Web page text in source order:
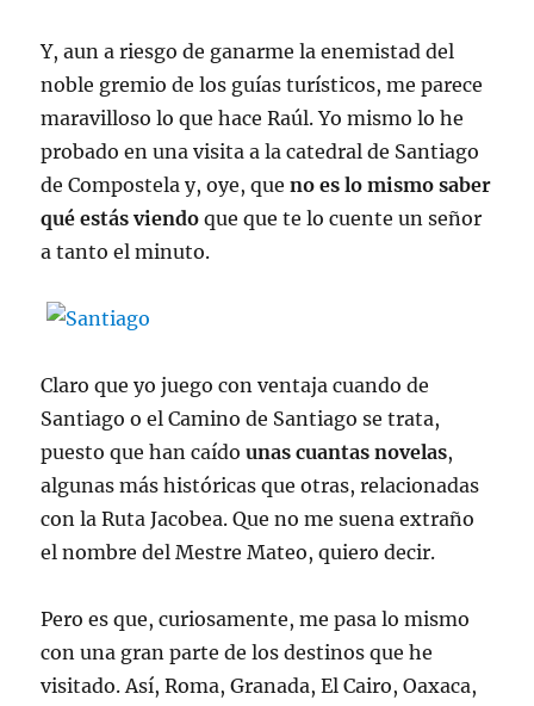
Y, aun a riesgo de ganarme la enemistad del
noble gremio de los guías turísticos, me parece
maravilloso lo que hace Raúl. Yo mismo lo he
probado en una visita a la catedral de Santiago
de Compostela y, oye, queno es lo mismo saber
qué estás viendo que que te lo cuente un señor
a tanto el minuto.
Claro que yo juego con ventaja cuando de
Santiago o el Camino de Santiago se trata,
puesto que han caídounas cuantas novelas,
algunas más históricas que otras, relacionadas
con la Ruta Jacobea. Que no me suena extraño
el nombre del Mestre Mateo, quiero decir.
Pero es que, curiosamente, me pasa lo mismo
con una gran parte de los destinos que he
visitado. Así, Roma, Granada, El Cairo, Oaxaca,